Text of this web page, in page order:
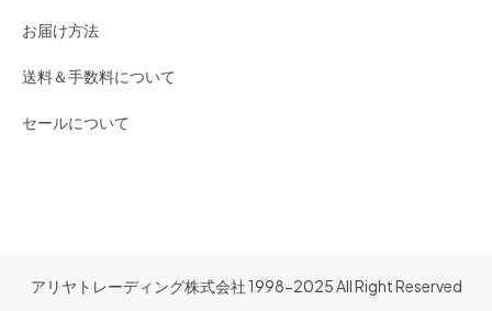
お届け方法
送料＆手数料について
セールについて
アリヤトレーディング株式会社 1998-2025 All Right Reserved